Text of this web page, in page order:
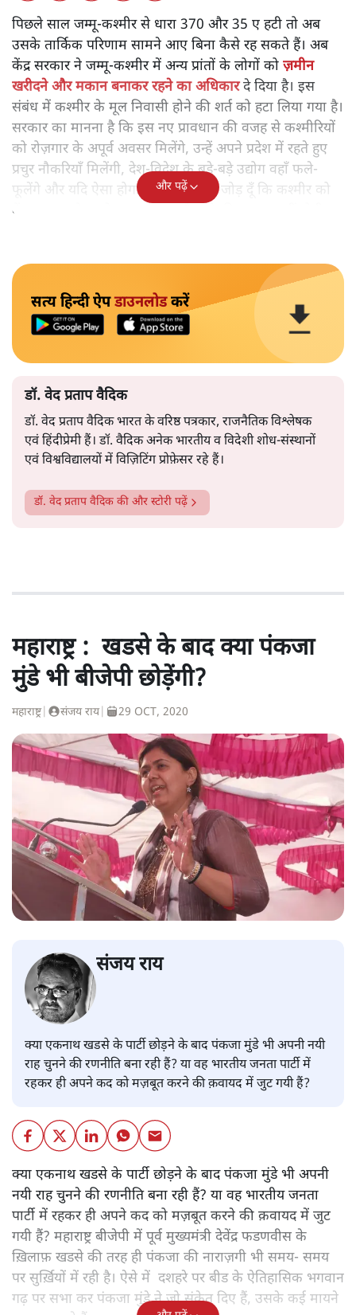
पिछले साल जम्मू-कश्मीर से धारा 370 और 35 ए हटी तो अब
उसके तार्किक परिणाम सामने आए बिना कैसे रह सकते हैं। अब
केंद्र सरकार ने जम्मू-कश्मीर में अन्य प्रांतों के लोगों को ज़मीन
खरीदने और मकान बनाकर रहने का अधिकारदे दिया है। इस
संबंध में कश्मीर के मूल निवासी होने की शर्त को हटा लिया गया है।
सरकार का मानना है कि इस नए प्रावधान की वजह से कश्मीरियों
को रोज़गार के अपूर्व अवसर मिलेंगे, उन्हें अपने प्रदेश में रहते हुए
प्रचुर नौकरियाँ मिलेंगी, देश-विदेश के बड़े-बड़े उद्योग वहाँ फले-
फूलेंगे और यदि ऐसा होगा तो इसमें मैं यह जोड़ दूँ कि कश्मीर को
केंद्र सरकार के आगे हर साल हाथ फैलाने की ज़रूरत नहीं होगी।
और पढ़ें
सत्य हिन्दी ऐपडाउनलोडकरें
डॉ. वेद प्रताप वैदिक
डॉ. वेद प्रताप वैदिक भारत के वरिष्ठ पत्रकार, राजनैतिक विश्लेषक
एवं हिंदीप्रेमी हैं। डॉ. वैदिक अनेक भारतीय व विदेशी शोध-संस्थानों
एवं विश्वविद्यालयों में विज़िटिंग प्रोफ़ेसर रहे हैं।
डॉ. वेद प्रताप वैदिक की और स्टोरी पढ़ें
महाराष्ट्र : खडसे के बाद क्या पंकजा
मुंडे भी बीजेपी छोड़ेंगी?
महाराष्ट्र| संजय राय| 29 OCT, 2020
संजय राय
क्या एकनाथ खडसे के पार्टी छोड़ने के बाद पंकजा मुंडे भी अपनी नयी
राह चुनने की रणनीति बना रही हैं? या वह भारतीय जनता पार्टी में
रहकर ही अपने कद को मज़बूत करने की क़वायद में जुट गयी हैं?
क्या एकनाथ खडसे के पार्टी छोड़ने के बाद पंकजा मुंडे भी अपनी
नयी राह चुनने की रणनीति बना रही हैं? या वह भारतीय जनता
पार्टी में रहकर ही अपने कद को मज़बूत करने की क़वायद में जुट
गयी हैं? महाराष्ट्र बीजेपी में पूर्व मुख्यमंत्री देवेंद्र फडणवीस के
ख़िलाफ़ खडसे की तरह ही पंकजा की नाराज़गी भी समय- समय
पर सुर्ख़ियों में रही है। ऐसे में दशहरे पर बीड के ऐतिहासिक भगवान
गढ़ पर सभा कर पंकजा मुंडे ने जो संकेत दिए हैं, उसके कई मायने